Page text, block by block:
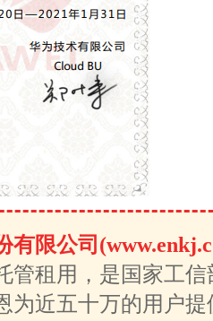
有限公司
管租用，是国家工
为近五十万的用户